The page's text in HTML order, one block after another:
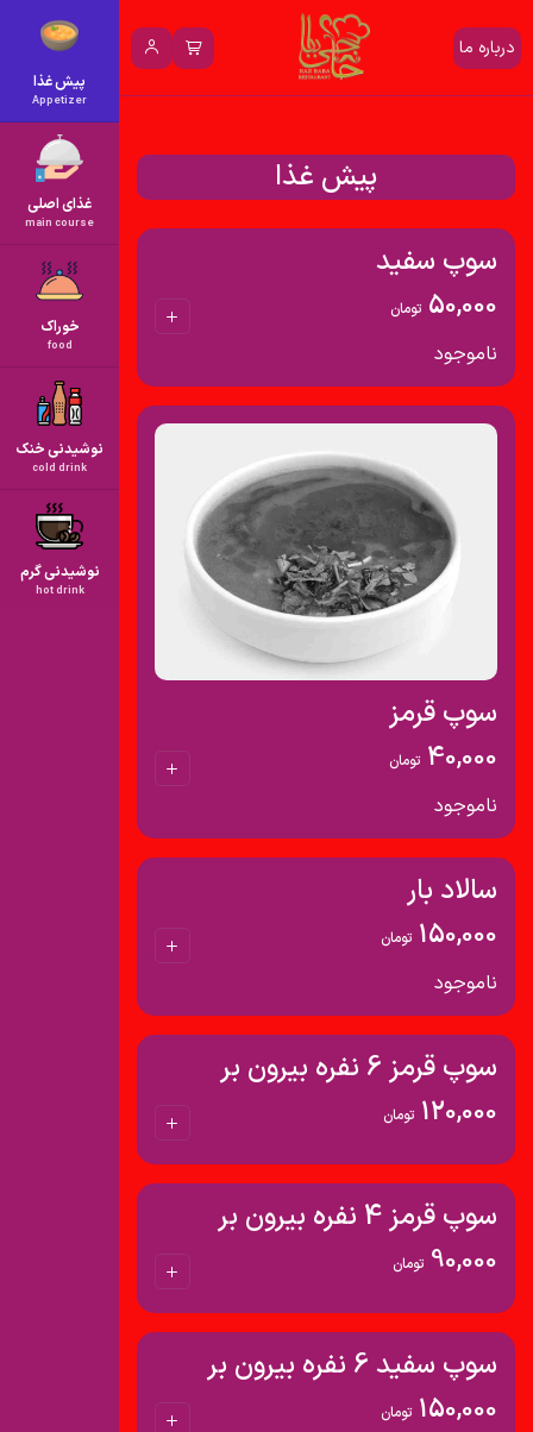
پیش غذا
Appetizer
غذای اصلی
main course
خوراک
food
نوشیدنی خنک
cold drink
نوشیدنی گرم
hot drink
درباره ما
پیش غذا
سوپ سفید
50,000 تومان
ناموجود
سوپ قرمز
40,000 تومان
ناموجود
سالاد بار
150,000 تومان
ناموجود
سوپ قرمز 6 نفره بیرون بر
120,000 تومان
سوپ قرمز 4 نفره بیرون بر
90,000 تومان
سوپ سفید 6 نفره بیرون بر
150,000 تومان